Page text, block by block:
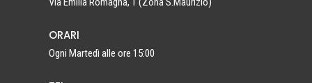
ORARI
Ogni Martedì alle ore 15:00